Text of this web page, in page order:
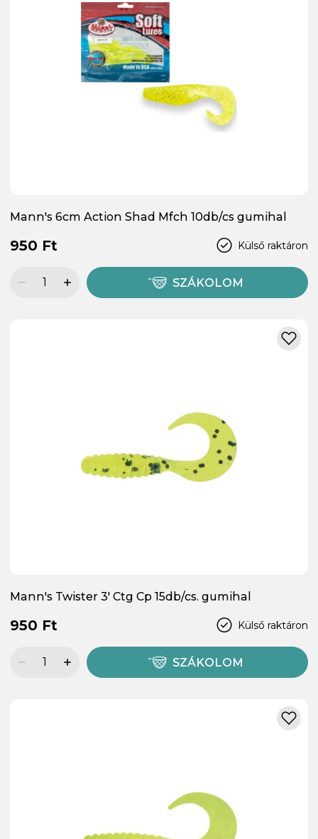
Mann's 6cm Action Shad Mfch 10db/cs gumihal
Külső raktáron
950 Ft
SZÁKOLOM
Mann's Twister 3' Ctg Cp 15db/cs. gumihal
Külső raktáron
950 Ft
SZÁKOLOM